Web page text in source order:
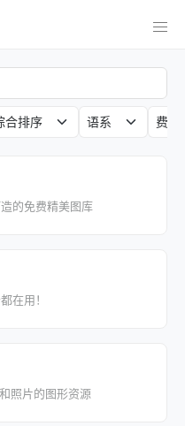
合排序 语系 费用
的免费精美图库
在用！
照片的图形资源